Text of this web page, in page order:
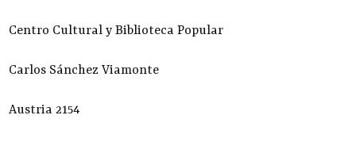
Centro Cultural y Biblioteca Popular
Carlos Sánchez Viamonte
Austria 2154